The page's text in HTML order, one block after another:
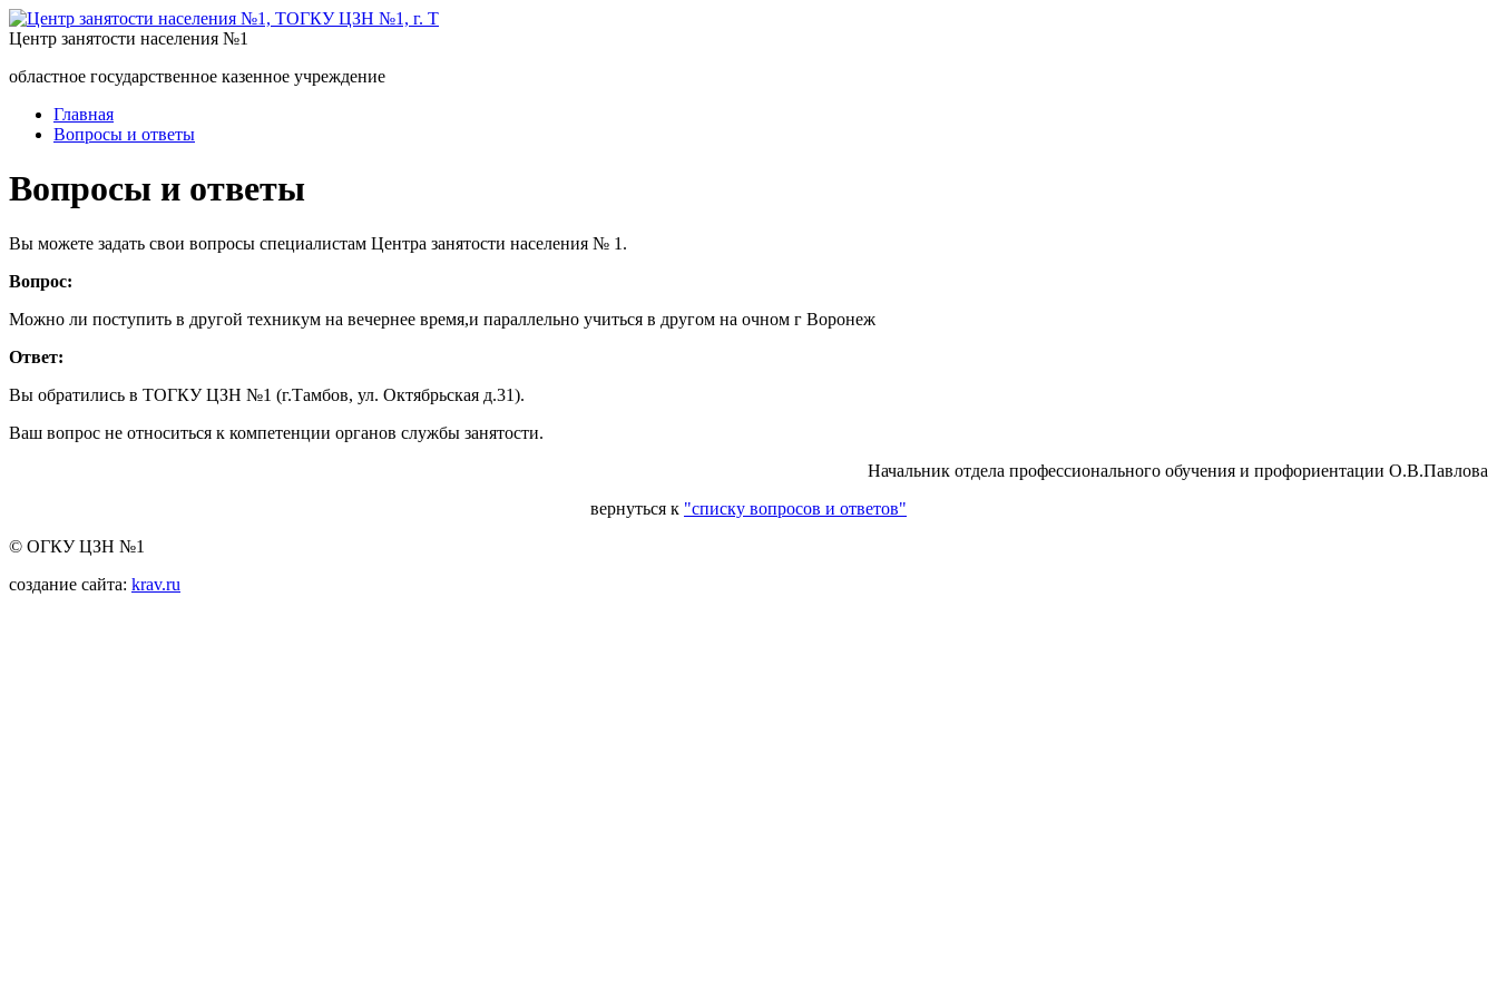
Центр занятости населения №1
областное государственное казенное учреждение
Главная
Вопросы и ответы
Вопросы и ответы
Вы можете задать свои вопросы специалистам Центра занятости населения № 1.
Вопрос:
Можно ли поступить в другой техникум на вечернее время,и параллельно учиться в другом на очном г Воронеж
Ответ:
Вы обратились в ТОГКУ ЦЗН №1 (г.Тамбов, ул. Октябрьская д.31).
Ваш вопрос не относиться к компетенции органов службы занятости.
Начальник отдела профессионального обучения и профориентации О.В.Павлова
вернуться к "списку вопросов и ответов"
© ОГКУ ЦЗН №1
создание сайта: krav.ru